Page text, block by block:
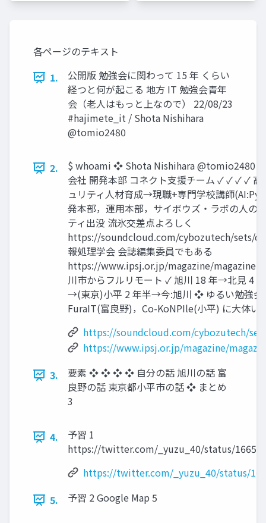
各ページのテキスト
1.
公開版 勉強会に関わって 15 年 くらい
経つと何が起こる 地方 IT 勉強会青年
会（老人はもっと上なので） 22/08/23
#hajimete_it / Shota Nishihara
@tomio2480
2.
$ whoami ❖ Shota Nishihara @tomio2480
会社 開発本部 コネクト支援チーム ✓ ✓ ✓ ✓
ュリティ人材育成→現職+専門学校講師
発本部，運用本部，サイボウズ・ラボの人の
ティ出没 流氷交差点よろしく
https://soundcloud.com/cybozutech/sets/
報処理学会 会誌編集委員でもある
https://www.ipsj.or.jp/magazine/
川市からフルリモート ✓ 旭川 18 年→北見 4
→(東京)小平 2 年半→今:旭川 ❖ ゆるい勉強会
FuraIT(富良野)，Co-KoNPIle(小平) に大体い
https://soundcloud.com/cybozutech/
https://www.ipsj.or.jp/magazine/
3.
要素 ❖ ❖ ❖ ❖ 自分の話 旭川の話 富
良野の話 東京都小平市の話 ❖ まとめ
3
4.
予習 1
https://twitter.com/_yuzu_40/status/
https://twitter.com/_yuzu_40/status/
5.
予習 2 Google Map 5